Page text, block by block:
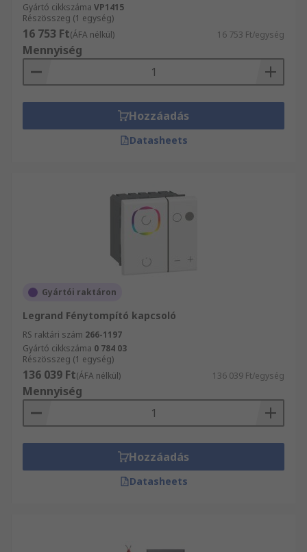
Gyártó cikkszáma VP1415
Részösszeg (1 egység)
16 753 Ft(ÁFA nélkül) 16 753 Ft/egység
Mennyiség
Hozzáadás
Datasheets
Gyártói raktáron
Legrand Fénytompító kapcsoló
RS raktári szám 266-1197
Gyártó cikkszáma 0 784 03
Részösszeg (1 egység)
136 039 Ft(ÁFA nélkül) 136 039 Ft/egység
Mennyiség
Hozzáadás
Datasheets